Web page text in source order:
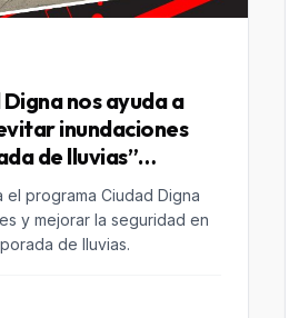
nos ayuda a
inundaciones
de lluvias”
el programa Ciudad Digna
y mejorar la seguridad en
de lluvias.